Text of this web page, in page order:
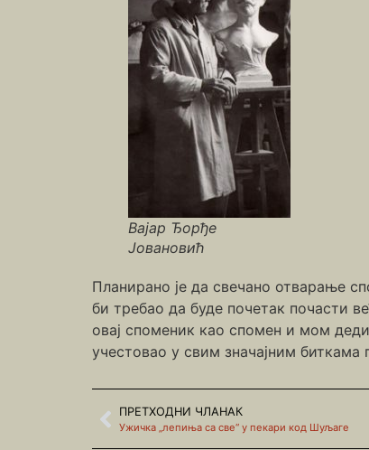
Вајар Ђорђе
Јовановић
Планирано је да свечано отварање
би требао да буде почетак почасти
овај споменик као спомен и мом
учестовао у свим значајним биткама
ПРЕТХОДНИ ЧЛАНАК
Ужичка „лепиња са све“ у пекари код Шуљаге